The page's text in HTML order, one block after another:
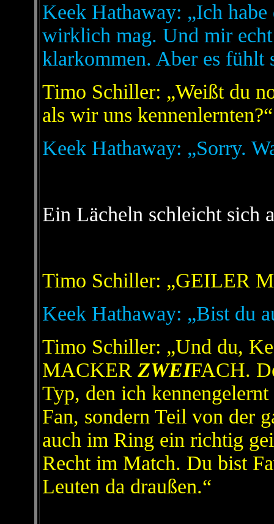
Keek Hathaway: „Ich
wirklich mag. Und mir
klarkommen. Aber es fühlt
Timo Schiller: „Weißt du
als wir uns kennenlernten?“
Keek Hathaway: „Sorry.
Ein Lächeln schleicht sich
Timo Schiller: „GEILER
Keek Hathaway: „Bist du
Timo Schiller: „Und du,
MACKER ZWEIFACH.
Typ, den ich
Fan, sondern Teil von der
auch im Ring ein richtig
Recht im Match. Du bist
Leuten da draußen.“